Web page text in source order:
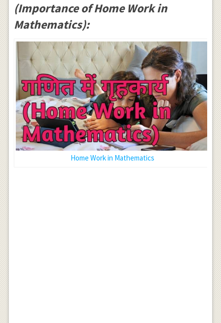
(Importance of Home Work in
Mathematics):
Home Work in Mathematics